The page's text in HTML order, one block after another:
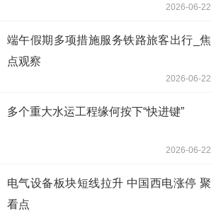
2026-06-22
端午假期多项措施服务铁路旅客出行_焦
点观察
2026-06-22
多个重大水运工程缘何按下“快进键”
2026-06-22
电气设备板块短线拉升 中国西电涨停 聚
看点